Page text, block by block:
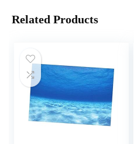
Related Products